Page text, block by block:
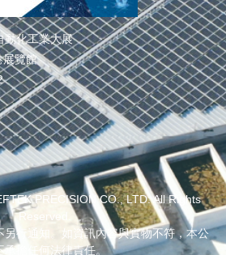
動化工業大展
展覽館
PRECISION CO., LTD. All Rights
Reserved.
另行通知。如資訊內容與實物不符，本公
承擔任何法律責任。